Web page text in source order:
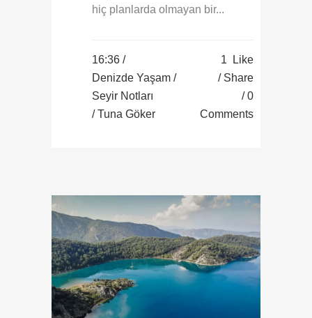
hiç planlarda olmayan bir...
16:36 /
Denizde Yaşam /
Seyir Notları
/ Tuna Göker
1
Like
Share
0
Comments